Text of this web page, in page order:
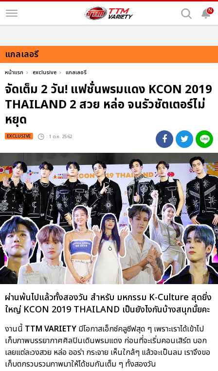
N
แกลเลอรี
หน้าแรก exclusive แกลเลอรี
จัดเต็ม 2 วัน! แฟชั่นพรมแดง KCON 2019
THAILAND 2 สวย หล่อ จนรัวชัตเตอร์ไม่
หยุด
EXCLUSIVE : 1 ต.ค. 2562
ผ่านพ้นไปแล้วทั้งสองวัน สำหรับ มหกรรม K-Culture สุดยิ่ง
ใหญ่ KCON 2019 THAILAND เป็นยังไงกันบ้างสนุกมั้ยคะ
งานนี้ TTM VARIETY มีโอกาสเอ็กซ์คลูซีฟสุด ๆ เพราะเราได้เข้าไป
เก็บภาพบรรยากาศศิลปินเดินพรมแดง ก่อนที่จะเริ่มคอนเสิร์ต บอก
เลยแต่ละวงสวย หล่อ ออร่า กระจาย เห็นใกล้ๆ แล้วจะเป็นลม เราจึงขอ
เก็บตกรวบรวมภาพมาให้ได้ชมกันเต็ม ๆ ทั้งสองวัน